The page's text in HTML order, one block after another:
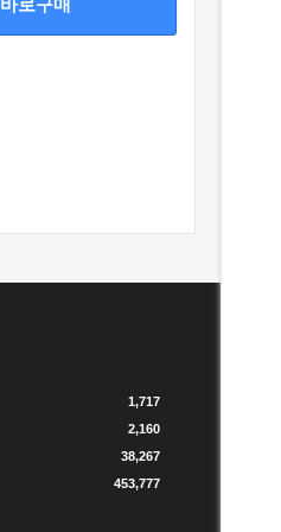
바로구매
1,717
2,160
38,267
453,777